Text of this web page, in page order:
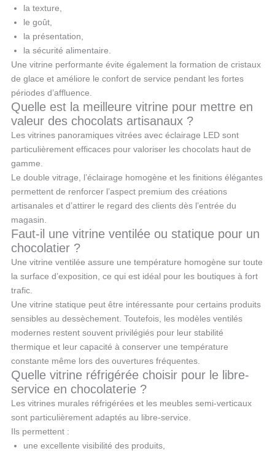
la texture,
le goût,
la présentation,
la sécurité alimentaire.
Une vitrine performante évite également la formation de cristaux
de glace et améliore le confort de service pendant les fortes
périodes d’affluence.
Quelle est la meilleure vitrine pour mettre en
valeur des chocolats artisanaux ?
Les vitrines panoramiques vitrées avec éclairage LED sont
particulièrement efficaces pour valoriser les chocolats haut de
gamme.
Le double vitrage, l’éclairage homogène et les finitions élégantes
permettent de renforcer l’aspect premium des créations
artisanales et d’attirer le regard des clients dès l’entrée du
magasin.
Faut-il une vitrine ventilée ou statique pour un
chocolatier ?
Une vitrine ventilée assure une température homogène sur toute
la surface d’exposition, ce qui est idéal pour les boutiques à fort
trafic.
Une vitrine statique peut être intéressante pour certains produits
sensibles au dessèchement. Toutefois, les modèles ventilés
modernes restent souvent privilégiés pour leur stabilité
thermique et leur capacité à conserver une température
constante même lors des ouvertures fréquentes.
Quelle vitrine réfrigérée choisir pour le libre-
service en chocolaterie ?
Les vitrines murales réfrigérées et les meubles semi-verticaux
sont particulièrement adaptés au libre-service.
Ils permettent :
une excellente visibilité des produits,